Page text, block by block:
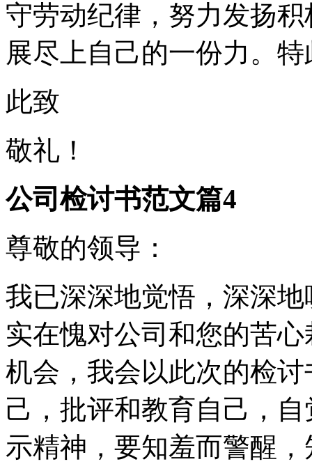
守劳动纪律，努力发扬
展尽上自己的一份力。
此致
敬礼！
公司检讨书范文篇4
尊敬的领导：
我已深深地觉悟，深深
实在愧对公司和您的苦
机会，我会以此次的检
己，批评和教育自己，
示精神，要知羞而警醒